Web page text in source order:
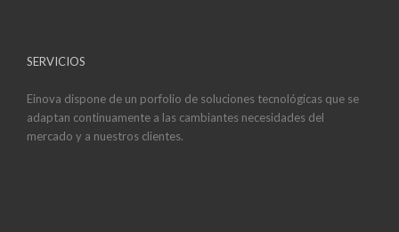
SERVICIOS
Einova dispone de un porfolio de soluciones tecnológicas que se
adaptan continuamente a las cambiantes necesidades del
mercado y a nuestros clientes.